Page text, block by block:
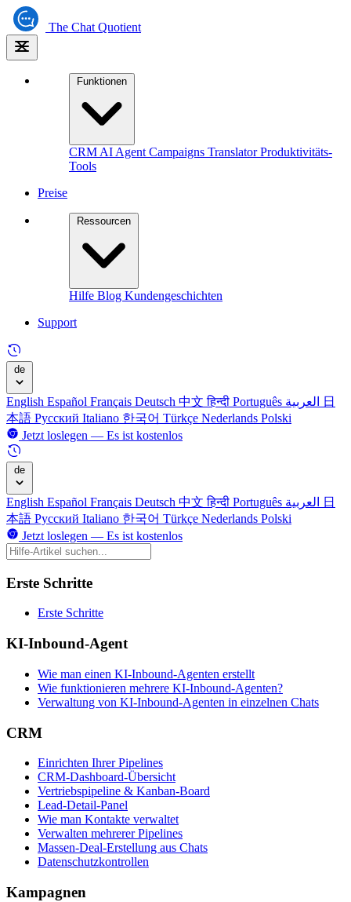
The Chat Quotient
Funktionen
CRM AI Agent Campaigns TranslatorProduktivitäts-
Tools
Preise
Ressourcen
Hilfe Blog Kundengeschichten
Support
de
English Español Français Deutsch 中文हिन्दी Português
日
本語 Русский Italiano 한국어 Türkçe Nederlands Polski
Jetzt loslegen — Es ist kostenlos
de
English Español Français Deutsch 中文हिन्दी Português
日
本語 Русский Italiano 한국어 Türkçe Nederlands Polski
Jetzt loslegen — Es ist kostenlos
Erste Schritte
Erste Schritte
KI-Inbound-Agent
Wie man einen KI-Inbound-Agenten erstellt
Wie funktionieren mehrere KI-Inbound-Agenten?
Verwaltung von KI-Inbound-Agenten in einzelnen Chats
CRM
Einrichten Ihrer Pipelines
CRM-Dashboard-Übersicht
Vertriebspipeline & Kanban-Board
Lead-Detail-Panel
Wie man Kontakte verwaltet
Verwalten mehrerer Pipelines
Massen-Deal-Erstellung aus Chats
Datenschutzkontrollen
Kampagnen